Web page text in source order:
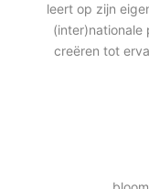
leert op zijn
(inter)nationale
creëren tot